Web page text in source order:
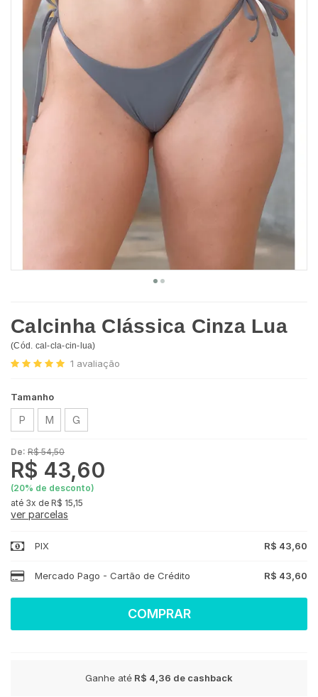
Calcinha Clássica Cinza Lua
(Cód. cal-cla-cin-lua)
1 avaliação
Tamanho
P M G
De: R$ 54,50
R$ 43,60
(20% de desconto)
3x de R$ 15,15
ver parcelas
PIX R$ 43,60
Mercado Pago - Cartão de Crédito R$ 43,60
COMPRAR
Ganhe até R$ 4,36 de cashback